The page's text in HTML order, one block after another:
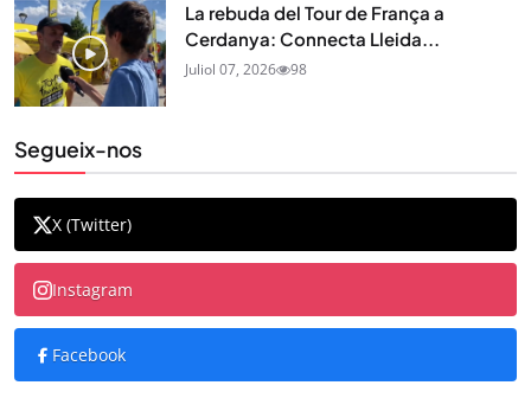
La rebuda del Tour de França a
Cerdanya: Connecta Lleida...
Juliol 07, 2026 98
Segueix-nos
X (Twitter)
Instagram
Facebook